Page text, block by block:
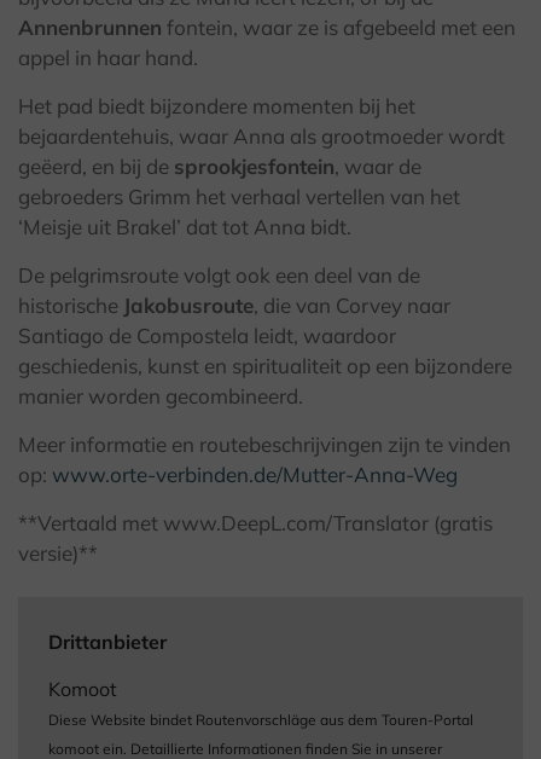
Annenbrunnen fontein, waar ze is afgebeeld met een
appel in haar hand.
Het pad biedt bijzondere momenten bij het
bejaardentehuis, waar Anna als grootmoeder wordt
geëerd, en bij de sprookjesfontein, waar de
gebroeders Grimm het verhaal vertellen van het
‘Meisje uit Brakel’ dat tot Anna bidt.
De pelgrimsroute volgt ook een deel van de
historische Jakobusroute, die van Corvey naar
Santiago de Compostela leidt, waardoor
geschiedenis, kunst en spiritualiteit op een bijzondere
manier worden gecombineerd.
Meer informatie en routebeschrijvingen zijn te vinden
op: www.orte-verbinden.de/Mutter-Anna-Weg
**Vertaald met www.DeepL.com/Translator (gratis
versie)**
Drittanbieter
Komoot
Diese Website bindet Routenvorschläge aus dem Touren-Portal
komoot ein. Detaillierte Informationen finden Sie in unserer